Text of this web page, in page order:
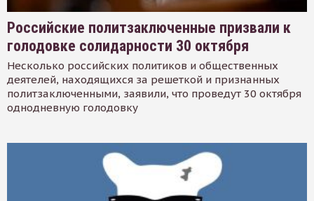
Российские политзаключенные призвали к
голодовке солидарности 30 октября
Несколько российских политиков и общественных
деятелей, находящихся за решеткой и признанных
политзаключенными, заявили, что проведут 30 октября
однодневную голодовку